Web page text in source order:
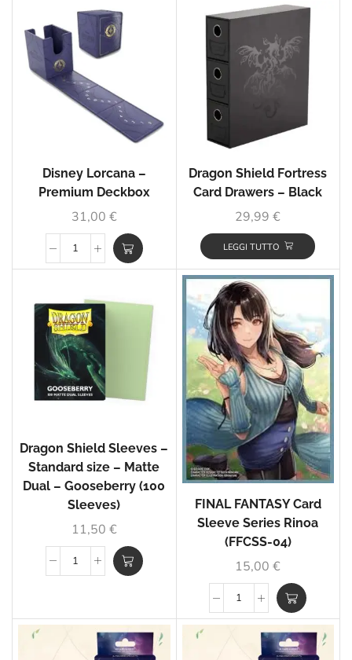
Disney Lorcana –
Premium Deckbox
31,00 €
Dragon Shield Fortress
Card Drawers – Black
29,99€
LEGGI TUTTO
Dragon Shield Sleeves –
Standard size – Matte
Dual – Gooseberry (100
Sleeves)
11,50 €
FINAL FANTASY Card
Sleeve Series Rinoa
(FFCSS-04)
15,00€